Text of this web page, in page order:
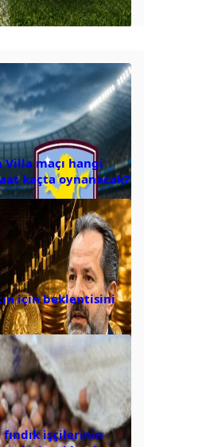
Villa maçı hangi
kaçta oynanacak?
için beklentisini
fındık işçilerinin